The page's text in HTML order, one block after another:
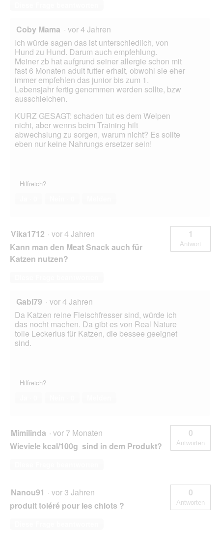
Coby Mama · vor 4 Jahren
Ich würde sagen das ist unterschiedlich, von
Hund zu Hund. Darum auch empfehlung.
Meiner zb hat aufgrund seiner allergie schon mit
fast 6 Monaten adult futter erhalt, obwohl sie eher
immer empfehlen das junior bis zum 1.
Lebensjahr fertig genommen werden sollte, bzw
ausschleichen.
KURZ GESAGT: schaden tut es dem Welpen
nicht, aber wenns beim Training hilt
abwechslung zu sorgen, warum nicht? Es sollte
eben nur keine Nahrungs ersetzer sein!
Hilfreich?
Vika1712 · vor 4 Jahren
Kann man den Meat Snack auch für
Katzen nutzen?
1
Antwort
Gabi79 · vor 4 Jahren
Da Katzen reine Fleischfresser sind, würde ich
das nocht machen. Da gibt es von Real Nature
tolle Leckerlus für Katzen, die bessee geeignet
sind.
Hilfreich?
Mimilinda · vor 7 Monaten
Wieviele kcal/100g sind in dem Produkt?
0
Antworten
Nanou91 · vor 3 Jahren
produit toléré pour les chiots ?
0
Antworten